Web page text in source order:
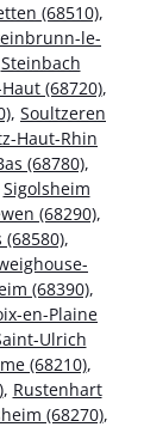
(68510),
le-
Steinbach
(68720),
, Soultzeren
Haut-Rhin
(68780),
Sigolsheim
(68290),
(68580),
(68390),
en-Plaine
Ulrich
(68210),
, Rustenhart
(68270),